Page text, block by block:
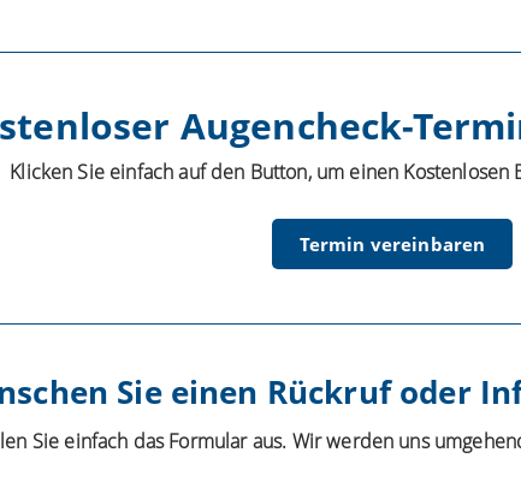
Augencheck-
Klicken Sie einfach auf den Button, um einen
Termin vereinbaren
Sie einen Rückruf oder
Sie einfach das Formular aus. Wir werden uns